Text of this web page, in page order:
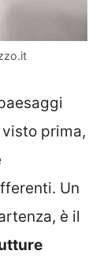
prima,
Un
è il